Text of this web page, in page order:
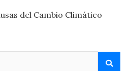
del Cambio Climático